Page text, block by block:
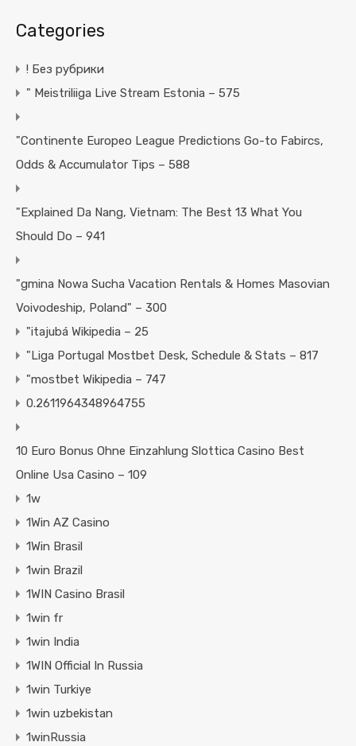
Categories
! Без рубрики
"️ Meistriliiga Live Stream Estonia – 575
"Continente Europeo League Predictions Go-to Fabircs,
Odds & Accumulator Tips – 588
"Explained Da Nang, Vietnam: The Best 13 What You
Should Do – 941
"gmina Nowa Sucha Vacation Rentals & Homes Masovian
Voivodeship, Poland" – 300
"itajubá Wikipedia – 25
"Liga Portugal Mostbet Desk, Schedule & Stats – 817
"mostbet Wikipedia – 747
0.2611964348964755
10 Euro Bonus Ohne Einzahlung Slottica Casino Best
Online Usa Casino – 109
1w
1Win AZ Casino
1Win Brasil
1win Brazil
1WIN Casino Brasil
1win fr
1win India
1WIN Official In Russia
1win Turkiye
1win uzbekistan
1winRussia